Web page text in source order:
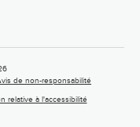
de non-responsabilité
relative à l'accessibilité